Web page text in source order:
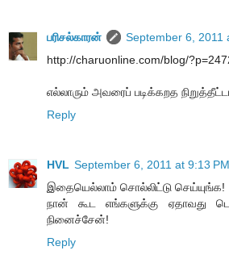
பரிசல்காரன்
September 6, 2011
http://charuonline.com/blog/
எல்லாரும் அவரைப் படிக்கறத
Reply
HVL September 6, 2011 at 9:13 PM
இதையெல்லாம் சொல்லிட்டு செய்யுங்க!
நான் கூட எங்களுக்கு ஏதாவது
நினைச்சேன்!
Reply